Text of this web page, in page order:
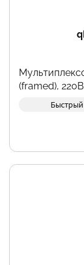
(framed),
Быстрый